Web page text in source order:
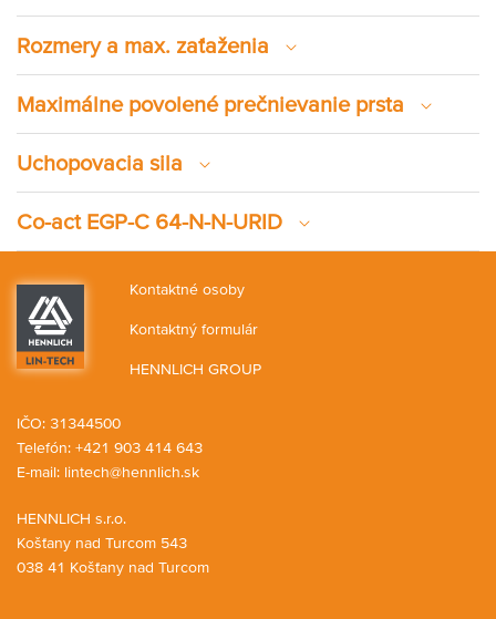
Rozmery a max. zaťaženia
Maximálne povolené prečnievanie prsta
Uchopovacia sila
Co-act EGP-C 64-N-N-URID
Kontaktné osoby
Kontaktný formulár
HENNLICH GROUP
HENNLICH s.r.o.
Košťany nad Turcom 543
038 41 Košťany nad Turcom
IČO: 31344500
Telefón: +421 903 414 643
E-mail: lintech@hennlich.sk